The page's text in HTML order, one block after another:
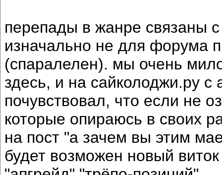
перепады в жанре связаны
изначально не для форума
(спаралелен). мы очень
здесь, и на сайколоджи.ру с
почувствовал, что если не
которые опираюсь в своих
на пост "а зачем вы этим
будет возможен новый